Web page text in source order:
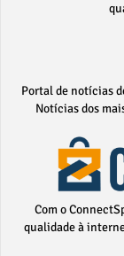
Portal de notícias
Notícias dos
Com o
qualidade à